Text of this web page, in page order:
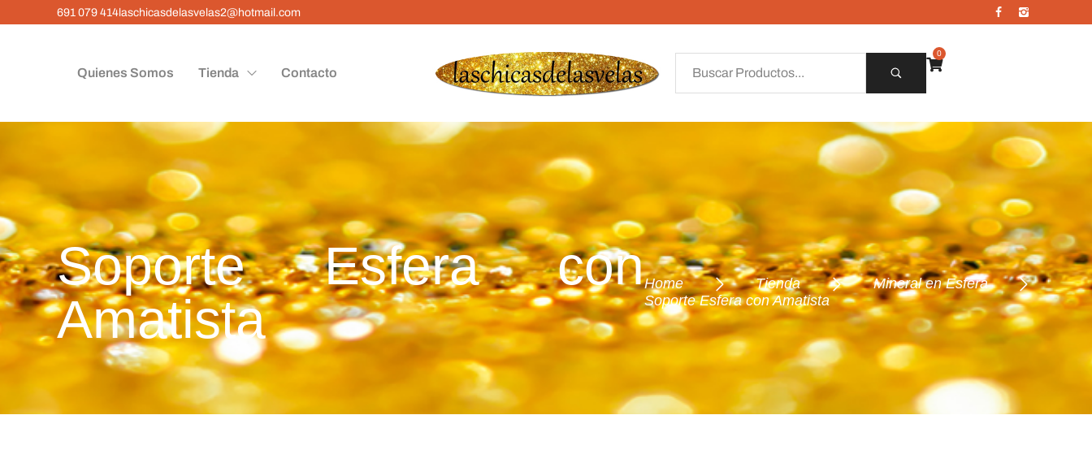
691 079 414laschicasdelasvelas2@hotmail.com
Quienes Somos Tienda Contacto
0
Soporte Esfera con
Amatista
Home Tienda
Mineral en Esfera
Soporte Esfera con Amatista